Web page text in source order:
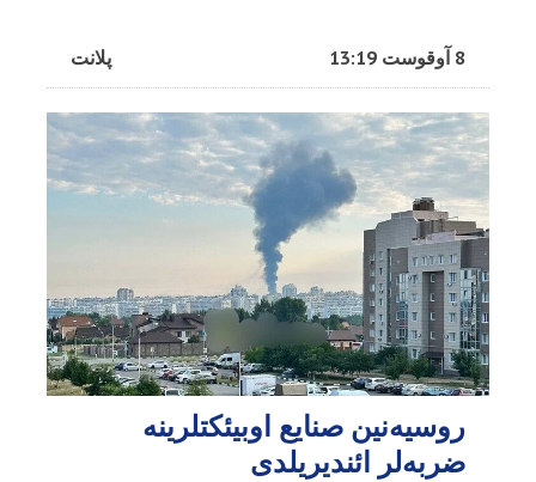
پلانت 8 آوقوست 13:19
روسیه‌نین صنایع اوبیئکتلرینه
ضربه‌لر ائندیریلدی